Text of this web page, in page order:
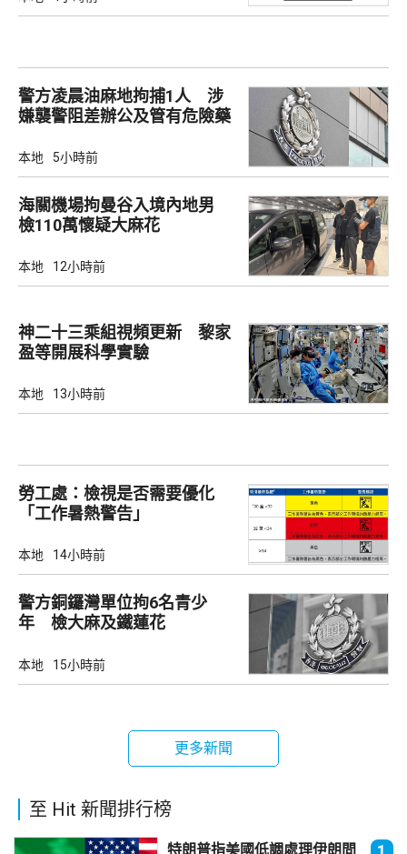
警方凌晨油麻地拘捕1人 涉
嫌襲警阻差辦公及管有危險藥
本地 5小時前
海關機場拘曼谷入境內地男
檢110萬懷疑大麻花
本地 12小時前
神二十三乘組視頻更新 黎家
盈等開展科學實驗
本地 13小時前
勞工處：檢視是否需要優化
「工作暑熱警告」
本地 14小時前
警方銅鑼灣單位拘6名青少
年 檢大麻及鐵蓮花
本地 15小時前
更多新聞
至 Hit 新聞排行榜
特朗普指美國低調處理伊朗問